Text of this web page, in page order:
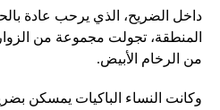
داخل الضريح، الذي يرحب عادة
المنطقة، تجولت مجموعة من
من الرخام الأبيض.
وكانت النساء الباكيات يمسكن